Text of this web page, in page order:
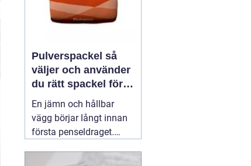
Pulverspackel så
väljer och använder
du rätt spackel för
släta ytor
En jämn och hållbar
vägg börjar långt innan
första penseldraget.
en avgörande roll för